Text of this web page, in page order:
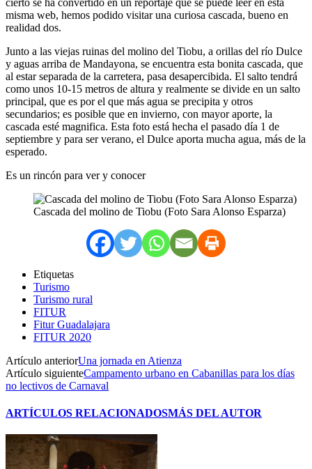
misma web, hemos podido visitar una curiosa cascada, bueno en
realidad dos.
Junto a las viejas ruinas del molino del Tiobu, a orillas del río Dulce
y aguas arriba de Mandayona, se encuentra esta bonita cascada, que
al estar separada de la carretera, pasa desapercibida. El salto tendrá
como unos 10-15 metros de altura y realmente se divide en un salto
principal, que es por el que más agua se precipita y otros
secundarios; es posible que en invierno, con mayor aporte, la
cascada esté magnifica. Esta foto está hecha el pasado día 1 de
septiembre y para ser verano, el Dulce aporta mucha agua, más de la
esperado.
Es un rincón para ver y conocer
Cascada del molino de Tiobu (Foto Sara Alonso Esparza)
Etiquetas
Turismo
Turismo rural
FITUR
Fitur Guadalajara
FITUR 2020
Artículo anteriorUna jornada en Atienza
Artículo siguienteCampamento urbano en Cabanillas para los días
no lectivos de Carnaval
ARTÍCULOS RELACIONADOSMÁS DEL AUTOR